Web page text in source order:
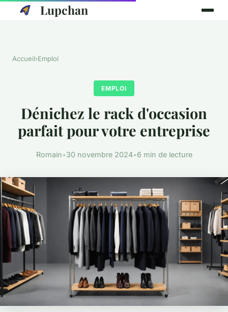
Lupchan
Accueil›Emploi
EMPLOI
Dénichez le rack d'occasion
parfait pour votre entreprise
Romain•30 novembre 2024•6 min de lecture